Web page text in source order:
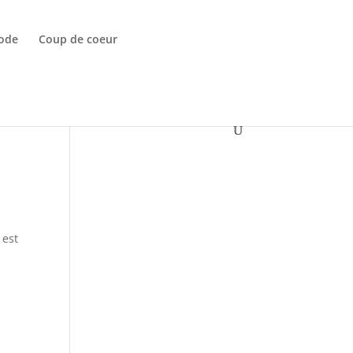
Coup de coeur